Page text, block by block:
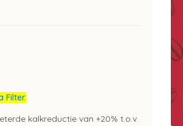
Filter.
kalkreductie van +20% t.o.v.